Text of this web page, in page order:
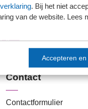
. Bij het niet
van de website. Lees
Accepteren
Contact
Contactformulier